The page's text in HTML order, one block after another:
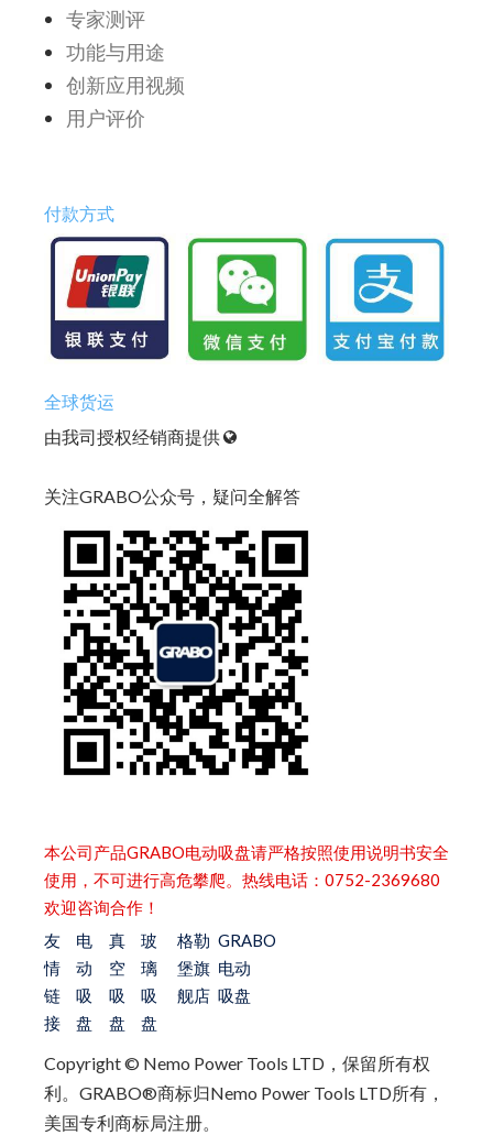
专家测评
功能与用途
创新应用视频
用户评价
付款方式
全球货运
由我司授权经销商提供
关注GRABO公众号，疑问全解答
本公司产品GRABO电动吸盘请严格按照使用说明书安全
使用，不可进行高危攀爬。热线电话：0752-2369680
欢迎咨询合作！
友
情
链
接
电
动
吸
盘
真
空
吸
盘
玻
璃
吸
盘
格勒
堡旗
舰店
GRABO
电动
吸盘
Copyright © Nemo Power Tools LTD，保留所有权
利。 GRABO®商标归Nemo Power Tools LTD所有，
美国专利商标局注册。